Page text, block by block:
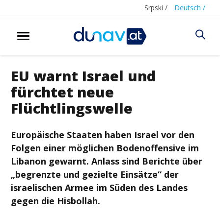
Srpski / Deutsch /
EU warnt Israel und
fürchtet neue
Flüchtlingswelle
Europäische Staaten haben Israel vor den
Folgen einer möglichen Bodenoffensive im
Libanon gewarnt. Anlass sind Berichte über
„begrenzte und gezielte Einsätze“ der
israelischen Armee im Süden des Landes
gegen die Hisbollah.